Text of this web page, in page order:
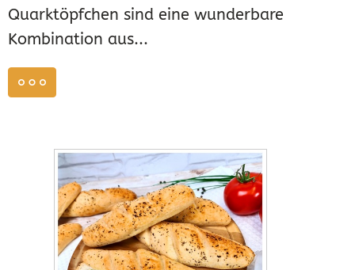
Quarktöpfchen sind eine wunderbare
Kombination aus...